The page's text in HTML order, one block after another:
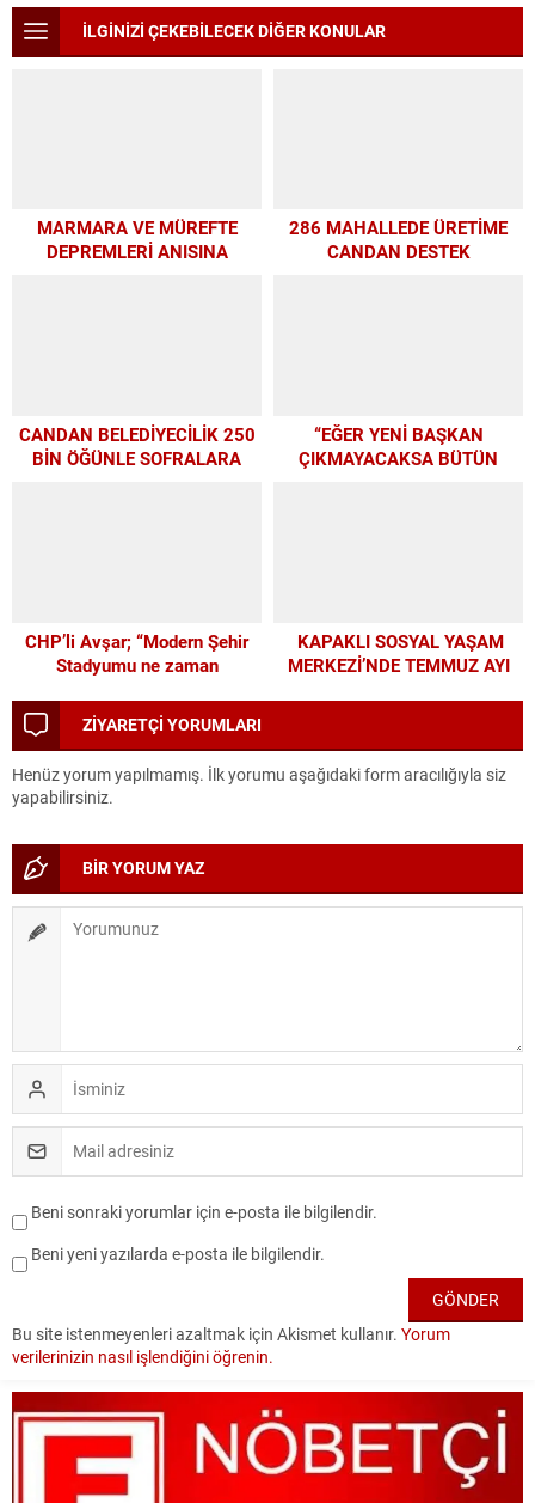
İLGİNİZİ ÇEKEBİLECEK DİĞER KONULAR
MARMARA VE MÜREFTE
DEPREMLERİ ANISINA
286 MAHALLEDE ÜRETİME
CANDAN DESTEK
CANDAN BELEDİYECİLİK 250
BİN ÖĞÜNLE SOFRALARA
“EĞER YENİ BAŞKAN
ÇIKMAYACAKSA BÜTÜN
CHP’li Avşar; “Modern Şehir
Stadyumu ne zaman
KAPAKLI SOSYAL YAŞAM
MERKEZİ’NDE TEMMUZ AYI
ZİYARETÇİ YORUMLARI
Henüz yorum yapılmamış. İlk yorumu aşağıdaki form aracılığıyla siz
yapabilirsiniz.
BİR YORUM YAZ
Beni sonraki yorumlar için e-posta ile bilgilendir.
Beni yeni yazılarda e-posta ile bilgilendir.
Bu site istenmeyenleri azaltmak için Akismet kullanır. Yorum
verilerinizin nasıl işlendiğini öğrenin.